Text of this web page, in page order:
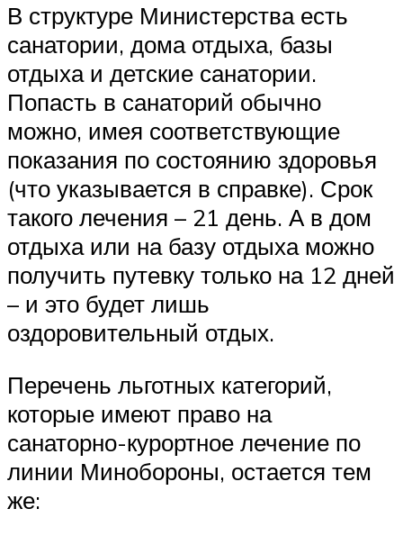
В структуре Министерства есть
санатории, дома отдыха, базы
отдыха и детские санатории.
Попасть в санаторий обычно
можно, имея соответствующие
показания по состоянию здоровья
(что указывается в справке). Срок
такого лечения – 21 день. А в дом
отдыха или на базу отдыха можно
получить путевку только на 12 дней
– и это будет лишь
оздоровительный отдых.
Перечень льготных категорий,
которые имеют право на
санаторно-курортное лечение по
линии Минобороны, остается тем
же: